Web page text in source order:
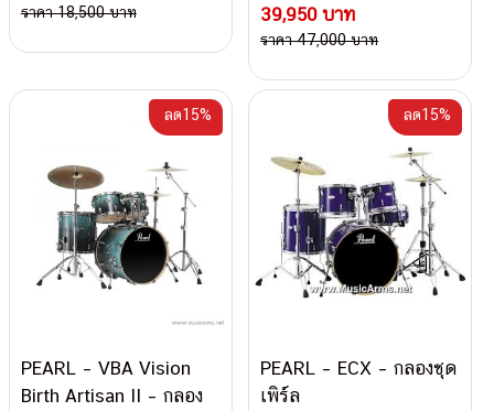
ราคา 18,500 บาท
39,950 บาท
ราคา 47,000 บาท
PEARL – VBA Vision
Birth Artisan II – กลอง
ลด15%
PEARL – ECX – กลองชุด
เพิร์ล
ลด15%